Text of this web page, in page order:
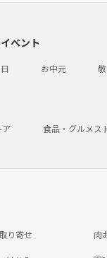
ベント
お中元
ア 食品・グルメス
り寄せ 肉